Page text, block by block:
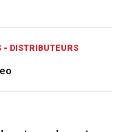
- DISTRIBUTEURS